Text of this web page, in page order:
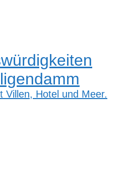
Villen, Hotel und Meer.